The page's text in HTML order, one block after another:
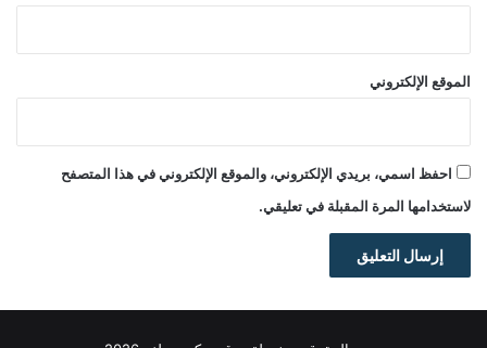
الموقع الإلكتروني
احفظ اسمي، بريدي الإلكتروني، والموقع الإلكتروني في هذا المتصفح
لاستخدامها المرة المقبلة في تعليقي.